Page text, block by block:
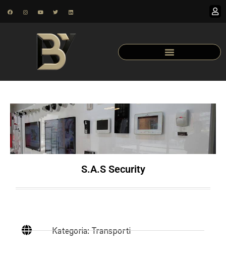
S.A.S Security
Kategoria: Transporti